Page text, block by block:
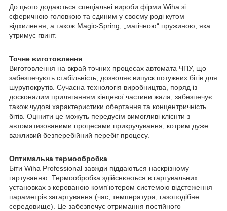
До цього додаються спеціальні вироби фірми Wiha зі
сферичною головкою та єдиним у своєму роді кутом
відхилення, а також Magic-Spring, „магічною“ пружиною, яка
утримує гвинт.
Точне виготовлення
Виготовлення на вкрай точних процесах автомата ЧПУ, що
забезпечують стабільність, дозволяє випуск потужних бітів для
шурупокрутів. Сучасна технологія виробництва, поряд із
досконалим приляганням кінцевої частини жала, забезпечує
також чудові характеристики обертання та концентричність
бітів. Оцінити це можуть передусім вимогливі клієнти з
автоматизованими процесами прикручування, котрим дуже
важливий безперебійний перебіг процесу.
Оптимальна термообробка
Біти Wiha Professional завжди піддаються наскрізному
гартуванню. Термообробка здійснюється в гартувальних
установках з керованою комп'ютером системою відстеження
параметрів загартування (час, температура, газоподібне
середовище). Це забезпечує отримання постійного